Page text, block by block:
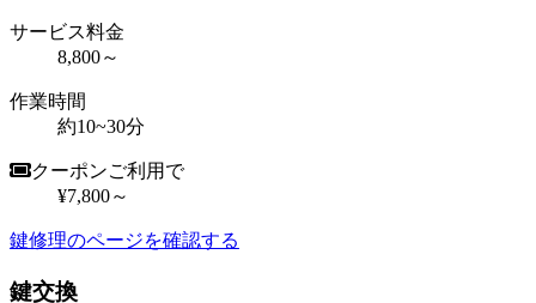
サービス料金
8,800～
作業時間
約10~30分
クーポンご利用で
¥7,800～
鍵修理のページを確認する
鍵交換